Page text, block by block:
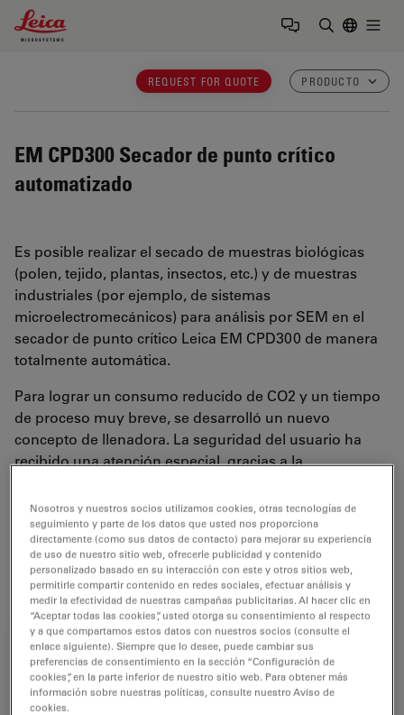
Leica Microsystems Logo
REQUEST FOR QUOTE PRODUCTO
EM CPD300 Secador de punto crítico
automatizado
Es posible realizar el secado de muestras biológicas
(polen, tejido, plantas, insectos, etc.) y de muestras
industriales (por ejemplo, de sistemas
microelectromecánicos) para análisis por SEM en el
secador de punto crítico Leica EM CPD300 de manera
totalmente automática.
Para lograr un consumo reducido de CO2 y un tiempo
de proceso muy breve, se desarrolló un nuevo
concepto de llenadora. La seguridad del usuario ha
recibido una atención especial, gracias a la
las funciones de corte y a la integración de un
separador de residuos.
For research use only
Nosotros y nuestros socios utilizamos cookies, otras tecnologías de
seguimiento y parte de los datos que usted nos proporciona
directamente (como sus datos de contacto) para mejorar su experiencia
de uso de nuestro sitio web, ofrecerle publicidad y contenido
personalizado basado en su interacción con este y otros sitios web,
permitirle compartir contenido en redes sociales, efectuar análisis y
medir la efectividad de nuestras campañas publicitarias. Al hacer clic en
“Aceptar todas las cookies”, usted otorga su consentimiento al respecto
y a que compartamos estos datos con nuestros socios (consulte el
enlace siguiente). Siempre que lo desee, puede cambiar sus
preferencias de consentimiento en la sección “Configuración de
cookies”, en la parte inferior de nuestro sitio web. Para obtener más
información sobre nuestras políticas, consulte nuestro Aviso de
cookies.